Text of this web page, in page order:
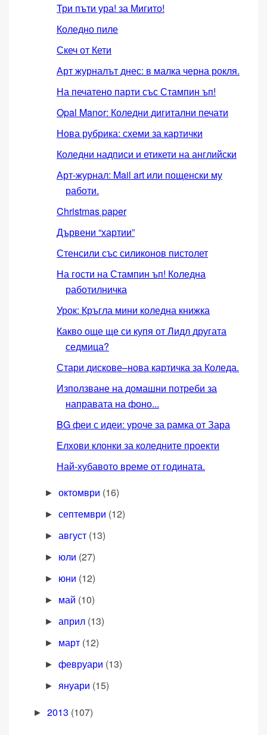
Три пъти ура! за Мигито!
Коледно пиле
Скеч от Кети
Арт журналът днес: в малка черна рокля.
На печатено парти със Стампин ъп!
Opal Manor: Коледни дигитални печати
Нова рубрика: схеми за картички
Коледни надписи и етикети на английски
Арт-журнал: Mail art или пощенски му
работи.
Christmas paper
Дървени “хартии”
Стенсили със силиконов пистолет
На гости на Стампин ъп! Коледна
работилничка
Урок: Кръгла мини коледна книжка
Какво още ще си купя от Лидл другата
седмица?
Стари дискове–нова картичка за Коледа.
Използване на домашни потреби за
направата на фоно...
BG феи с идеи: уроче за рамка от Зара
Елхови клонки за коледните проекти
Най-хубавото време от годината.
►октомври (16)
►септември (12)
►август (13)
► юли (27)
► юни (12)
► май (10)
►април (13)
► март (12)
►февруари (13)
► януари (15)
► 2013 (107)